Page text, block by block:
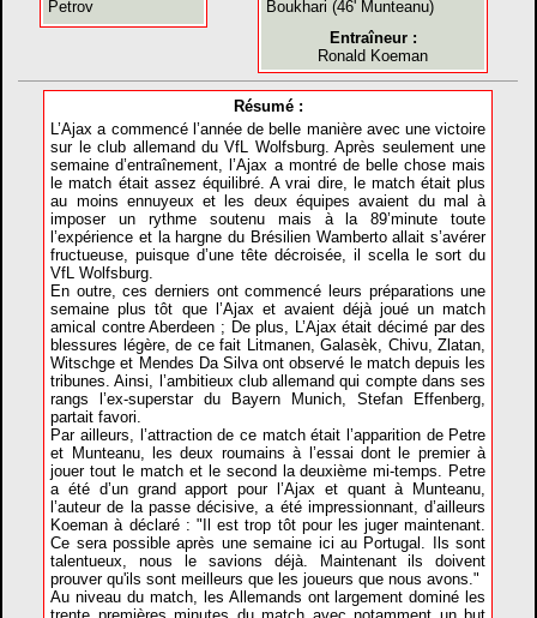
Petrov
Boukhari (46' Munteanu)
Entraîneur :
Ronald Koeman
Résumé :
L’Ajax a commencé l’année de belle manière avec une victoire
sur le club allemand du VfL Wolfsburg. Après seulement une
semaine d’entraînement, l’Ajax a montré de belle chose mais
le match était assez équilibré. A vrai dire, le match était plus
au moins ennuyeux et les deux équipes avaient du mal à
imposer un rythme soutenu mais à la 89’minute toute
l’expérience et la hargne du Brésilien Wamberto allait s’avérer
fructueuse, puisque d’une tête décroisée, il scella le sort du
VfL Wolfsburg.
En outre, ces derniers ont commencé leurs préparations une
semaine plus tôt que l’Ajax et avaient déjà joué un match
amical contre Aberdeen ; De plus, L’Ajax était décimé par des
blessures légère, de ce fait Litmanen, Galasèk, Chivu, Zlatan,
Witschge et Mendes Da Silva ont observé le match depuis les
tribunes. Ainsi, l’ambitieux club allemand qui compte dans ses
rangs l’ex-superstar du Bayern Munich, Stefan Effenberg,
partait favori.
Par ailleurs, l’attraction de ce match était l’apparition de Petre
et Munteanu, les deux roumains à l’essai dont le premier à
jouer tout le match et le second la deuxième mi-temps. Petre
a été d’un grand apport pour l’Ajax et quant à Munteanu,
l’auteur de la passe décisive, a été impressionnant, d’ailleurs
Koeman à déclaré : "Il est trop tôt pour les juger maintenant.
Ce sera possible après une semaine ici au Portugal. Ils sont
talentueux, nous le savions déjà. Maintenant ils doivent
prouver qu'ils sont meilleurs que les joueurs que nous avons."
Au niveau du match, les Allemands ont largement dominé les